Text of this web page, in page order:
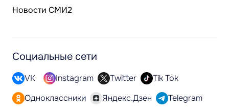
Новости СМИ2
Социальные сети
VK Instagram Twitter
Tik Tok
Одноклассники
Яндекс.Дзен
Telegram